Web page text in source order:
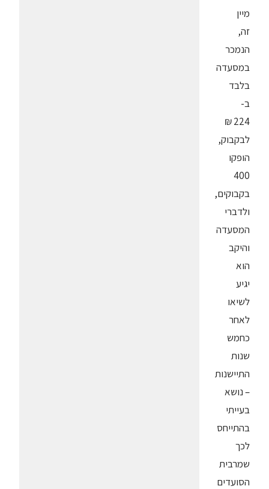
מיין
זה,
הנמכר
במסעדה
בלבד
ב-
224 ₪
לבקבוק,
הופקו
400
בקבוקים,
ולדברי
המסעדה
והיקב
הוא
יגיע
לשיאו
לאחר
כחמש
שנות
התיישנות
– נושא
בעייתי
בהתייחס
לכך
שמרבית
הסועדים